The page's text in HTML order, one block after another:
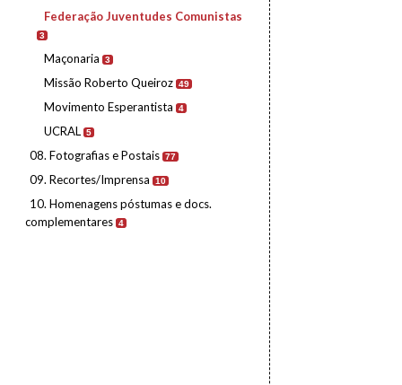
Federação Juventudes Comunistas
3
Maçonaria 3
Missão Roberto Queiroz 49
Movimento Esperantista 4
UCRAL 5
08. Fotografias e Postais 77
09. Recortes/Imprensa 10
10. Homenagens póstumas e docs.
complementares 4